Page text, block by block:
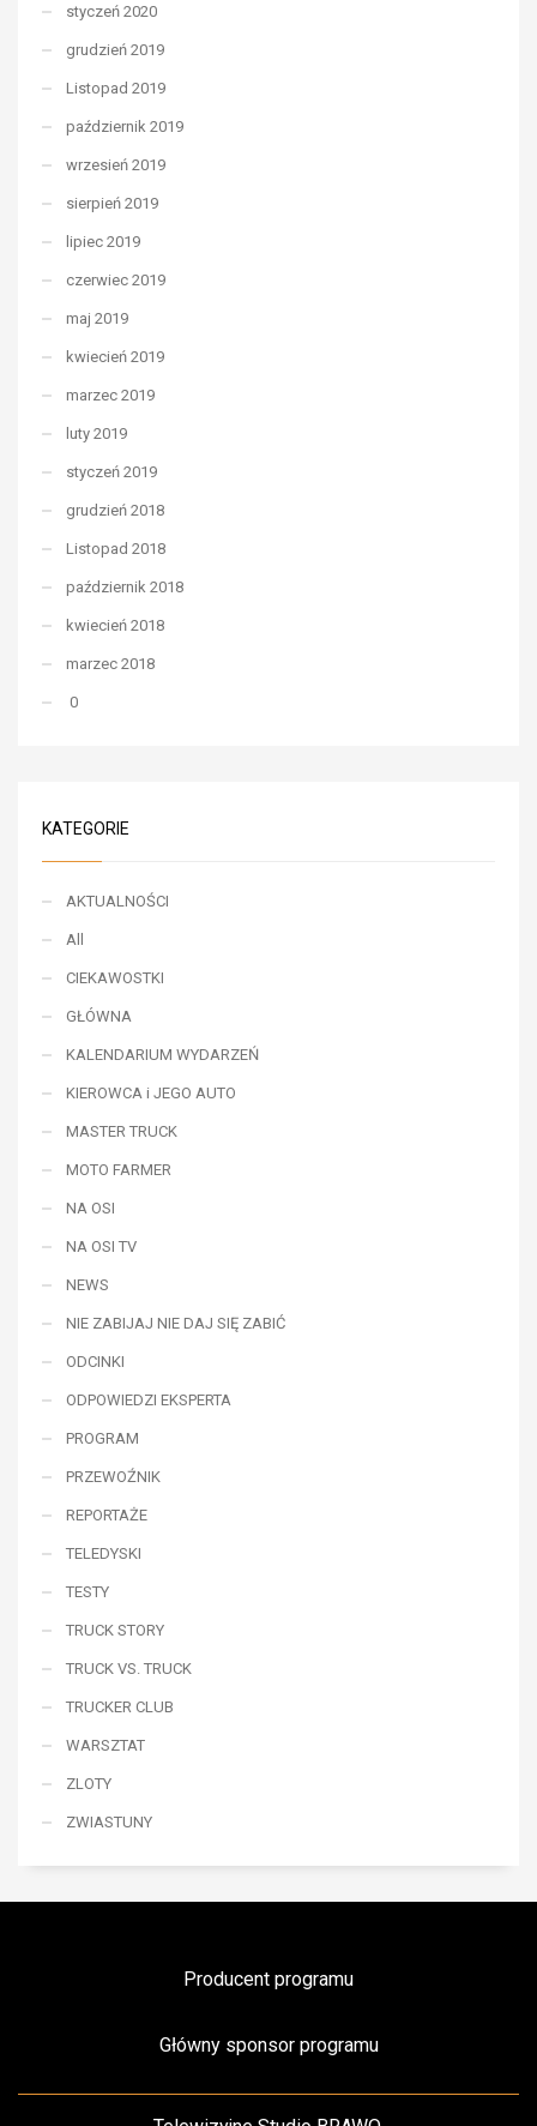
styczeń 2020
grudzień 2019
Listopad 2019
październik 2019
wrzesień 2019
sierpień 2019
lipiec 2019
czerwiec 2019
maj 2019
kwiecień 2019
marzec 2019
luty 2019
styczeń 2019
grudzień 2018
Listopad 2018
październik 2018
kwiecień 2018
marzec 2018
0
KATEGORIE
AKTUALNOŚCI
All
CIEKAWOSTKI
GŁÓWNA
KALENDARIUM WYDARZEŃ
KIEROWCA i JEGO AUTO
MASTER TRUCK
MOTO FARMER
NA OSI
NA OSI TV
NEWS
NIE ZABIJAJ NIE DAJ SIĘ ZABIĆ
ODCINKI
ODPOWIEDZI EKSPERTA
PROGRAM
PRZEWOŹNIK
REPORTAŻE
TELEDYSKI
TESTY
TRUCK STORY
TRUCK VS. TRUCK
TRUCKER CLUB
WARSZTAT
ZLOTY
ZWIASTUNY
Producent programu
Główny sponsor programu